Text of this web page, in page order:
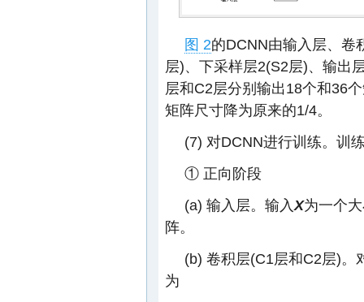
图 2的DCNN由输入层、卷
层)、下采样层2(S2层)、输出
层和C2层分别输出18个和36
矩阵尺寸降为原来的1/4。
(7) 对DCNN进行训练。训
① 正向阶段
(a) 输入层。输入X为一个
阵。
(b) 卷积层(C1层和C2层)。
为